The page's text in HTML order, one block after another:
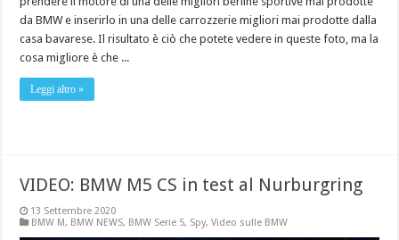
da BMW e inserirlo in una delle carrozzerie migliori mai prodotte dalla
casa bavarese. Il risultato è ciò che potete vedere in queste foto, ma la
cosa migliore è che ...
Leggi altro »
VIDEO: BMW M5 CS in test al Nurburgring
13 Settembre 2020
BMW M, BMW NEWS, BMW Serie 5, Spy,Video sulle BMW